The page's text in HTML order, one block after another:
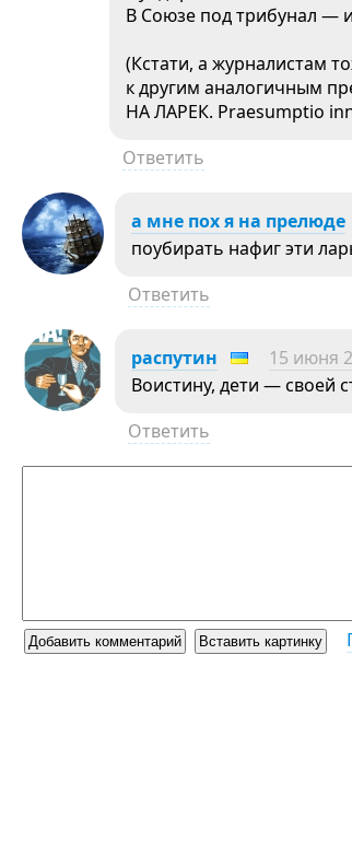
В Союзе под трибунал —
(Кстати, а журналистам
к другим аналогичным
НА ЛАРЕК. Praesumptio
Ответить
а мне пох я на прелюде
поубирать нафиг эти
Ответить
распутин 15 июня
Воистину, дети —
Ответить